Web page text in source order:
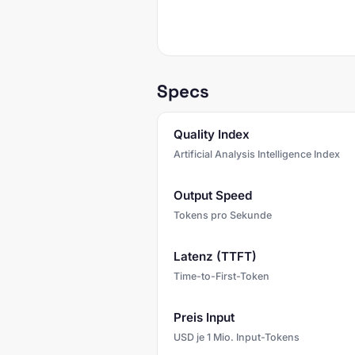
Specs
Quality Index
Artificial Analysis Intelligence Index
Output Speed
Tokens pro Sekunde
Latenz (TTFT)
Time-to-First-Token
Preis Input
USD je 1 Mio. Input-Tokens